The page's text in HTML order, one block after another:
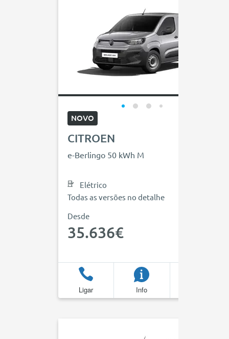
NOVO
CITROEN
e-Berlingo 50 kWh M
Elétrico
Todas as versões no detalhe
Desde
35.636€
Ligar Info